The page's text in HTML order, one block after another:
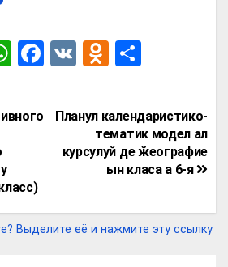
W
at
p
p
F
ce
k
V
O
n
o
kl
a
ss
ni
п
р
а
в
и
т
Планул календаристико-
тематик модел ал
курсулуй де ӂеографие
ын класа а 6-я
Выделите её и нажмите эту ссылку